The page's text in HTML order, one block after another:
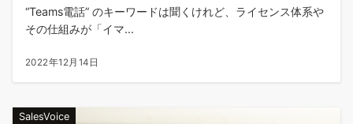
“Teams電話” のキーワードは聞くけれど、ライセンス体系や
その仕組みが「イマ...
2022年12月14日
SalesVoice